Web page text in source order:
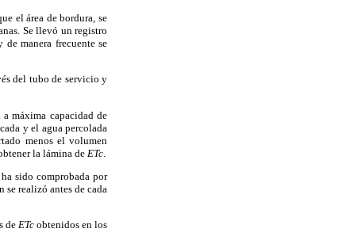
el área de bordura, se
Se llevó un registro
manera frecuente se
del tubo de servicio y
máxima capacidad de
y el agua percolada
menos el volumen
la lámina de ETc
sido comprobada por
realizó antes de cada
de ETc obtenidos en los